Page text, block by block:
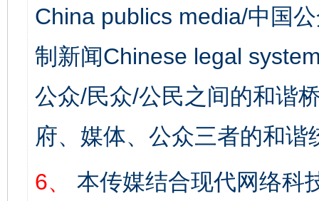
China publics media/中国
制新闻Chinese legal
公众/民众/公民之间的和谐
府、媒体、公众三者的和谐
6、
本传媒结合现代网络科